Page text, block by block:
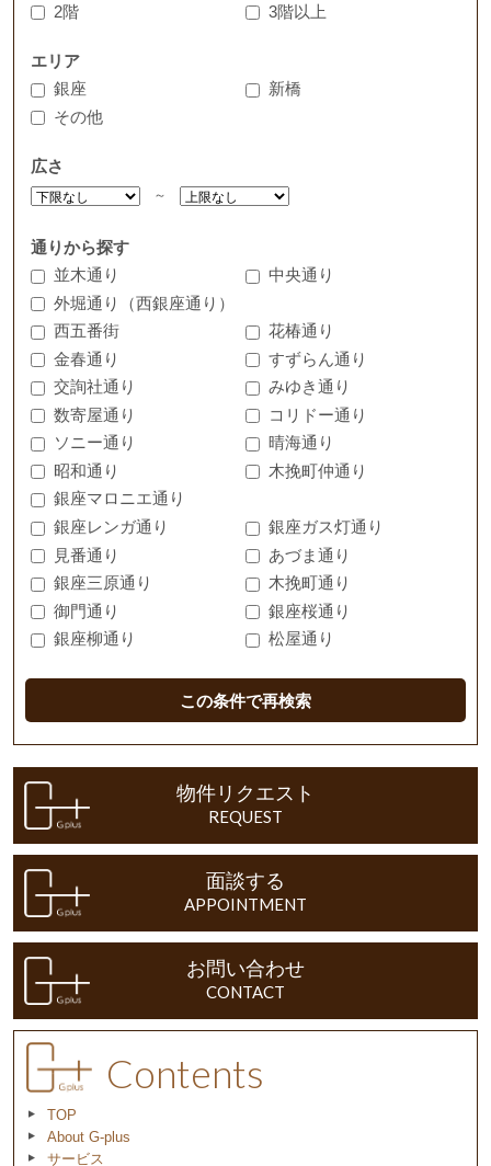
2階
3階以上
エリア
銀座
新橋
その他
広さ
～
通りから探す
並木通り
中央通り
外堀通り（西銀座通り）
西五番街
花椿通り
金春通り
すずらん通り
交詢社通り
みゆき通り
数寄屋通り
コリドー通り
ソニー通り
晴海通り
昭和通り
木挽町仲通り
銀座マロニエ通り
銀座レンガ通り
銀座ガス灯通り
見番通り
あづま通り
銀座三原通り
木挽町通り
御門通り
銀座桜通り
銀座柳通り
松屋通り
この条件で再検索
物件リクエスト
REQUEST
面談する
APPOINTMENT
お問い合わせ
CONTACT
Contents
TOP
About G-plus
サービス